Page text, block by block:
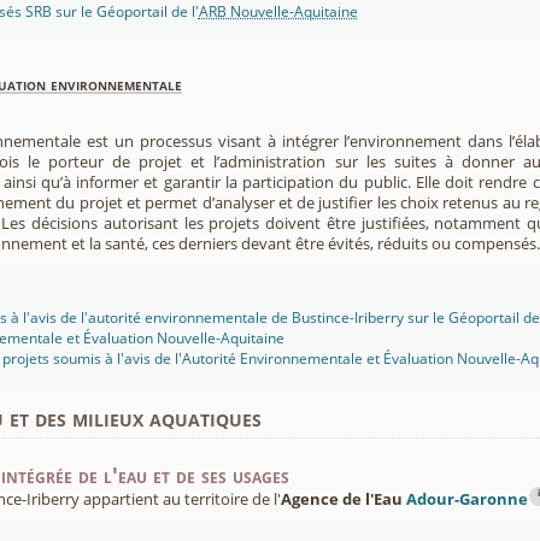
SRB sur le Géoportail de l'ARB Nouvelle-Aquitaine
environnementale
est un processus visant à intégrer l’environnement dans
le porteur de projet et l’administration sur les suites à donner
qu’à informer et garantir la participation du public. Elle doit rendre
du projet et permet d’analyser et de justifier les choix retenus au
décisions autorisant les projets doivent être justifiées, notamment
et la santé, ces derniers devant être évités, réduits ou compensés.
à l'avis de l'autorité environnementale de Bustince-Iriberry sur le Géoportail
et Évaluation Nouvelle-Aquitaine
soumis à l'avis de l'Autorité Environnementale et Évaluation Nouvelle-
des milieux aquatiques
de l'eau et de ses usages
Iriberry appartient au territoire de l'Agence de l'Eau Adour-Garonne i